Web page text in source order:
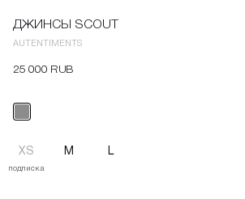
ДЖИНСЫ SCOUT
AUTENTIMENTS
25 000 RUB
XS
подписка
M L